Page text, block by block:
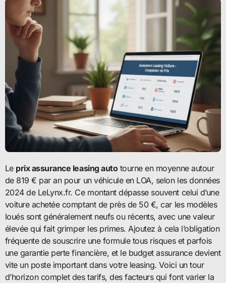
Le prix assurance leasing autotourne en moyenne autour
de 819 € par an pour un véhicule en LOA, selon les données
2024 de LeLynx.fr. Ce montant dépasse souvent celui d’une
voiture achetée comptant de près de 50 €, car les modèles
loués sont généralement neufs ou récents, avec une valeur
élevée qui fait grimper les primes. Ajoutez à cela l’obligation
fréquente de souscrire une formule tous risques et parfois
une garantie perte financière, et le budget assurance devient
vite un poste important dans votre leasing. Voici un tour
d’horizon complet des tarifs, des facteurs qui font varier la